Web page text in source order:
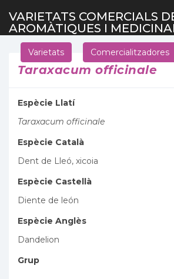
VARIETATS COMERCIALS
AROMÀTIQUES I
Varietats Comercialitzadores
Taraxacum officinale
Espècie Llatí
Taraxacum officinale
Espècie Català
Dent de Lleó, xicoia
Espècie Castellà
Diente de león
Espècie Anglès
Dandelion
Grup